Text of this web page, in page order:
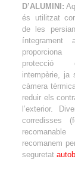
D’ALUMINI:
és utilitzat
de les
íntegrament
protecció
intempèrie,
càmera
reduir els
l’exterior.
corredisses
recomanem
seguretat